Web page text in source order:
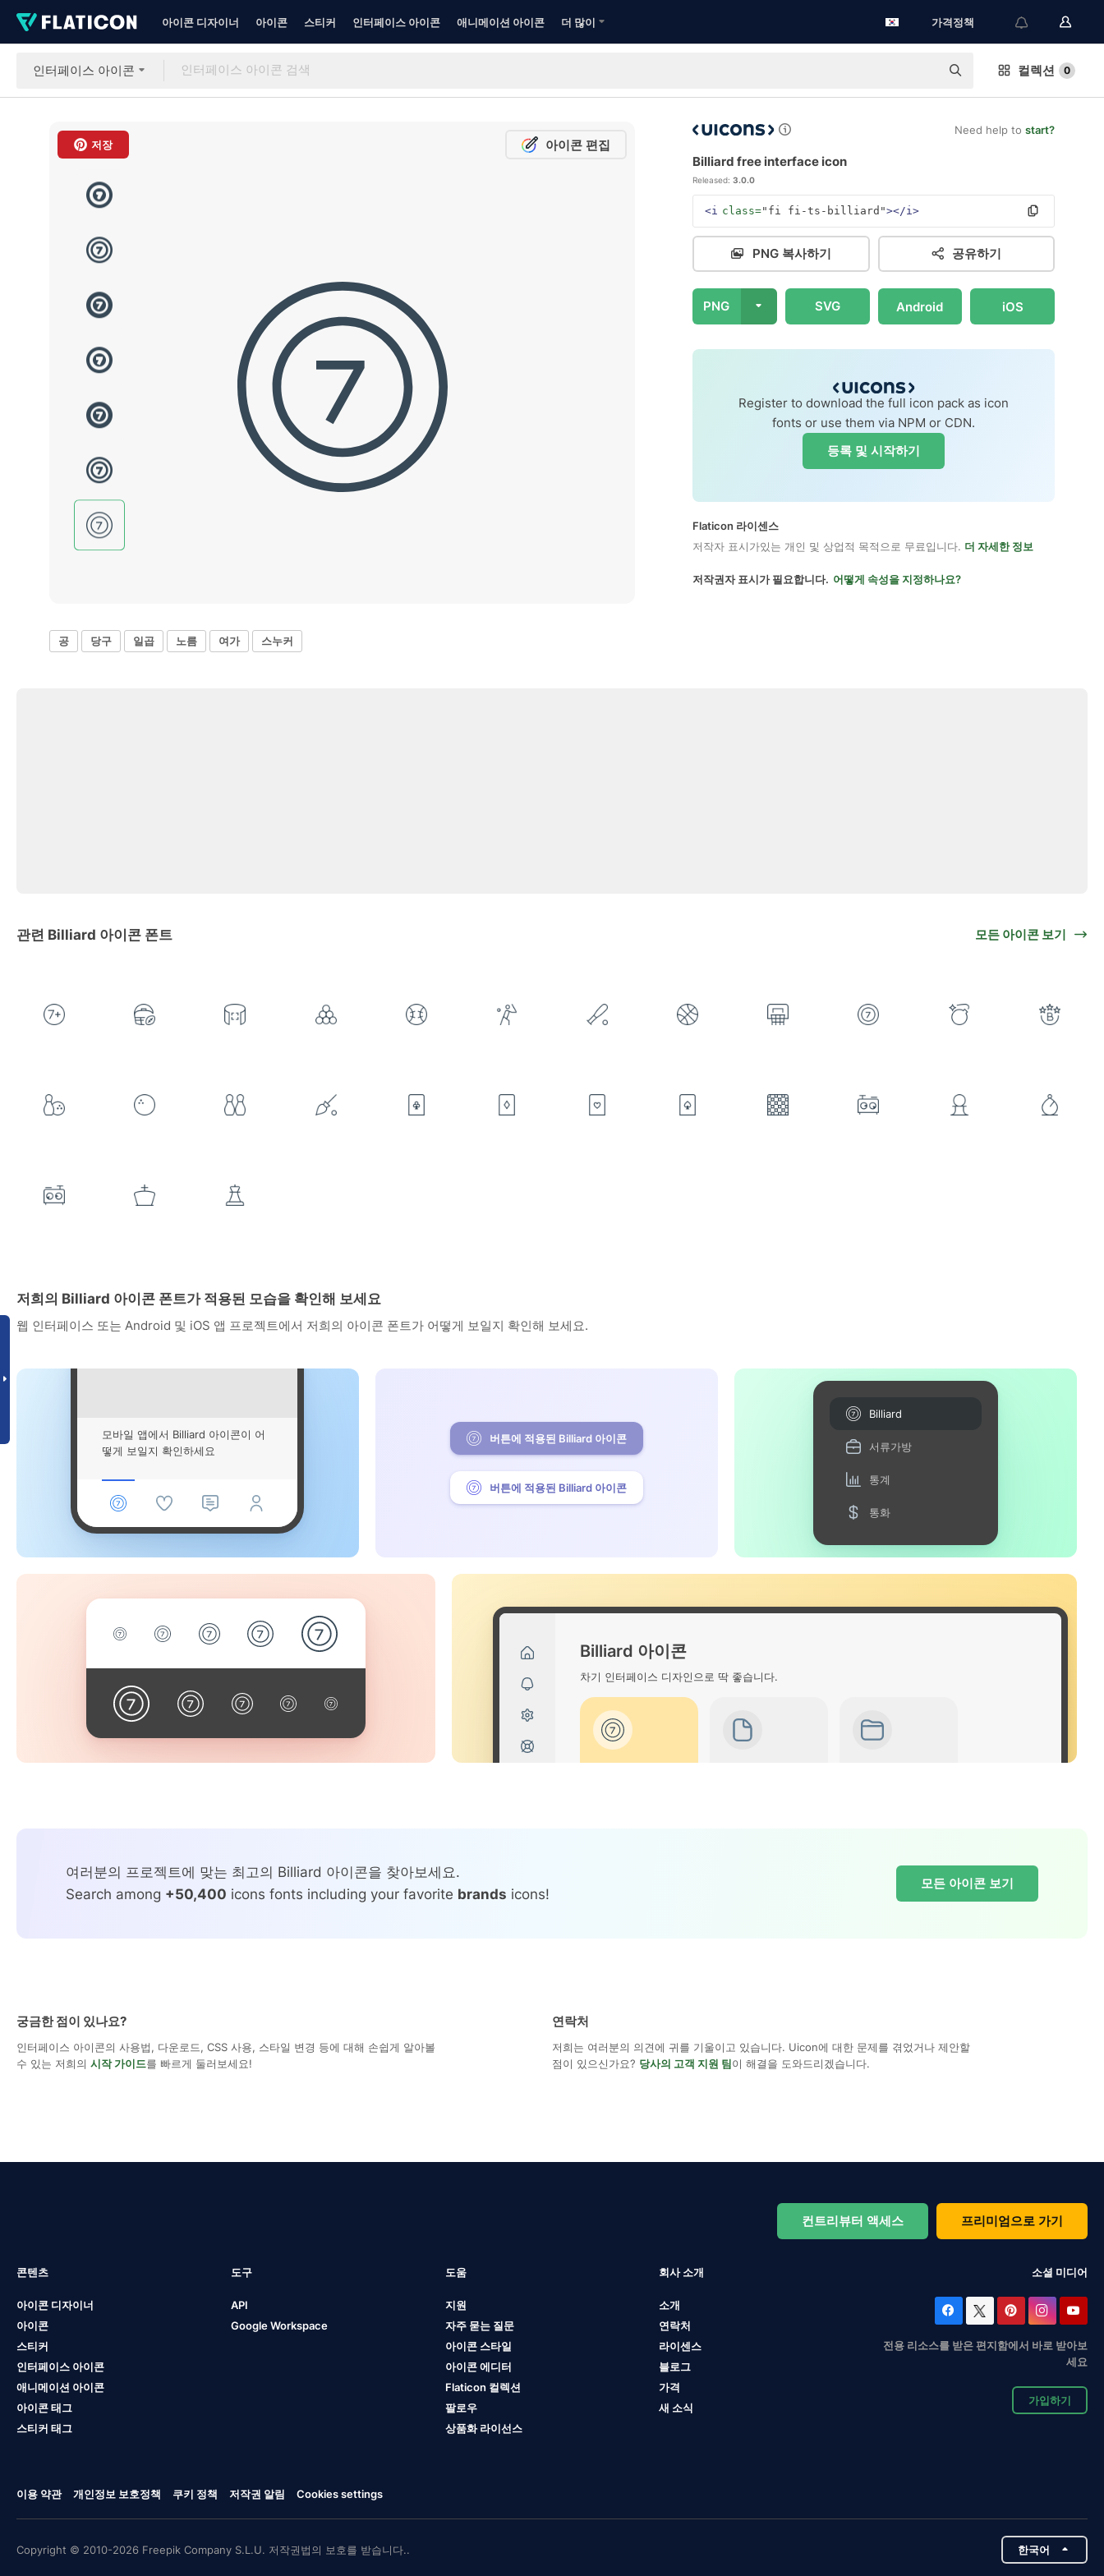
아이콘 디자이너 아이콘 스티커 인터페이스 아이콘 애니메이션 아이콘 더 많이 가격정책
인터페이스 아이콘 컬렉션 0
저장 아이콘 편집
Need help to start?
Billiard free interface icon
Released: 3.0.0
<i class="fi fi-ts-billiard"></i>
PNG 복사하기 공유하기
PNG SVG Android iOS
Register to download the full icon pack as icon
fonts or use them via NPM or CDN.
등록 및 시작하기
Flaticon 라이센스
저작자 표시가있는 개인 및 상업적 목적으로 무료입니다. 더 자세한 정보
저작권자 표시가 필요합니다. 어떻게 속성을 지정하나요?
공 당구 일곱 노름 여가 스누커
관련 Billiard 아이콘 폰트 모든 아이콘 보기
저희의 Billiard 아이콘 폰트가 적용된 모습을 확인해 보세요
웹 인터페이스 또는 Android 및 iOS 앱 프로젝트에서 저희의 아이콘 폰트가 어떻게 보일지 확인해 보세요.
모바일 앱에서 Billiard 아이콘이 어
떻게 보일지 확인하세요
버튼에 적용된 Billiard 아이콘
버튼에 적용된 Billiard 아이콘
Billiard
서류가방
통계
통화
Billiard 아이콘
차기 인터페이스 디자인으로 딱 좋습니다.
여러분의 프로젝트에 맞는 최고의 Billiard 아이콘을 찾아보세요.
Search among +50,400 icons fonts including your favorite brands icons!
모든 아이콘 보기
궁금한 점이 있나요?
인터페이스 아이콘의 사용법, 다운로드, CSS 사용, 스타일 변경 등에 대해 손쉽게 알아볼
수 있는 저희의 시작 가이드를 빠르게 둘러보세요!
연락처
저희는 여러분의 의견에 귀를 기울이고 있습니다. Uicon에 대한 문제를 겪었거나 제안할
점이 있으신가요? 당사의 고객 지원 팀이 해결을 도와드리겠습니다.
컨트리뷰터 액세스 프리미엄으로 가기
콘텐츠
아이콘 디자이너
아이콘
스티커
인터페이스 아이콘
애니메이션 아이콘
아이콘 태그
스티커 태그
도구
API
Google Workspace
도움
지원
자주 묻는 질문
아이콘 스타일
아이콘 에디터
Flaticon 컬렉션
팔로우
상품화 라이선스
회사 소개
소개
연락처
라이센스
블로그
가격
새 소식
소셜 미디어
전용 리소스를 받은 편지함에서 바로 받아보
세요
가입하기
이용 약관 개인정보 보호정책 쿠키 정책 저작권 알림 Cookies settings
Copyright © 2010-2026 Freepik Company S.L.U. 저작권법의 보호를 받습니다.. 한국어